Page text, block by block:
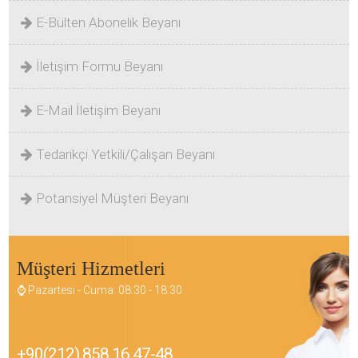
E-Bülten Abonelik Beyanı
İletişim Formu Beyanı
E-Mail İletişim Beyanı
Tedarikçi Yetkili/Çalışan Beyanı
Potansiyel Müşteri Beyanı
Müşteri Hizmetleri
⌚ Pazartesi - Cuma: 08:30 - 18:30
+90(212) 858 16 47-48